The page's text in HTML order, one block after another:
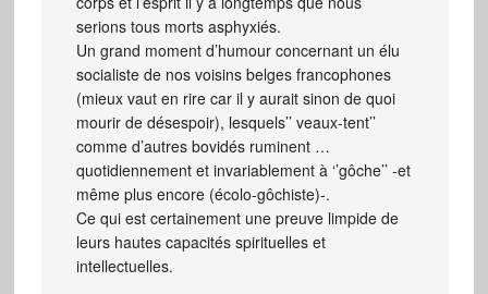
serions tous morts asphyxiés.
Un grand moment d’humour concernant un élu
socialiste de nos voisins belges francophones
(mieux vaut en rire car il y aurait sinon de quoi
mourir de désespoir), lesquels’’ veaux-tent’’
comme d’autres bovidés ruminent …
quotidiennement et invariablement à ‘’gôche’’ -et
même plus encore (écolo-gôchiste)-.
Ce qui est certainement une preuve limpide de
leurs hautes capacités spirituelles et
intellectuelles.